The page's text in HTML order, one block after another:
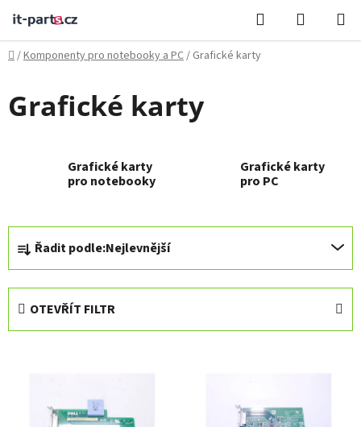
obsah
Hledat
KOŠÍK
Domů
/Komponenty pro notebooky a PC/ Grafické karty
Grafické karty
Grafické karty
pro notebooky
Grafické karty
pro PC
Ř
a
z
n
í
Řadit podle:Nejlevnější
OTEVŘÍT FILTR